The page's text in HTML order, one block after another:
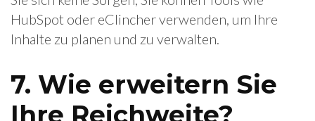
HubSpot oder eClincher verwenden, um Ihre
Inhalte zu planen und zu verwalten.
7. Wie erweitern Sie
Ihre Reichweite?